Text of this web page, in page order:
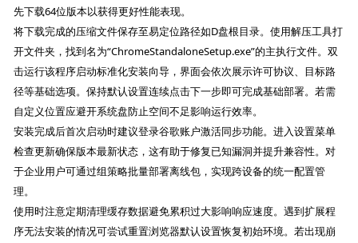
先下载64位版本以获得更好性能表现。
将下载完成的压缩文件保存至易定位路径如D盘根目录。使用解压工具打
开文件夹，找到名为“ChromeStandaloneSetup.exe”的主执行文件。双
击运行该程序启动标准化安装向导，界面会依次展示许可协议、目标路
径等基础选项。保持默认设置连续点击下一步即可完成基础部署。若需
自定义位置应避开系统盘防止空间不足影响运行效率。
安装完成后首次启动时建议登录谷歌账户激活同步功能。进入设置菜单
检查更新确保版本最新状态，这有助于修复已知漏洞并提升兼容性。对
于企业用户可通过组策略批量部署离线包，实现跨设备的统一配置管
理。
使用时注意定期清理缓存数据避免累积过大影响响应速度。遇到扩展程
序无法安装的情况可尝试重置浏览器默认设置恢复初始环境。若出现崩